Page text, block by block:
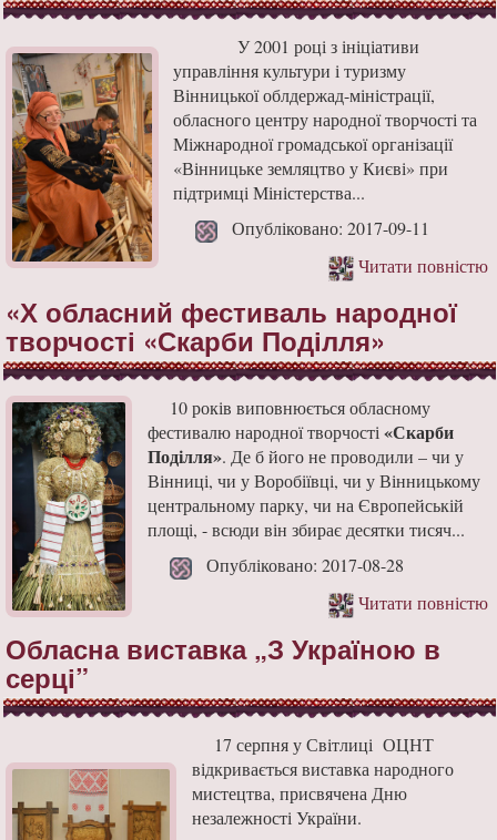
У 2001 році з ініціативи
управління культури і туризму
Вінницької облдержад-міністрації,
обласного центру народної творчості та
Міжнародної громадської організації
«Вінницьке земляцтво у Києві» при
підтримці Міністерства...
Опубліковано: 2017-09-11
Читати повністю
«Х обласний фестиваль народної
творчості «Скарби Поділля»
10 років виповнюється обласному
фестивалю народної творчості«Скарби
Поділля». Де б його не проводили – чи у
Вінниці, чи у Воробіївці, чи у Вінницькому
центральному парку, чи на Європейській
площі, - всюди він збирає десятки тисяч...
Опубліковано: 2017-08-28
Читати повністю
Обласна виставка „З Україною в
серці”
17 серпня у Світлиці ОЦНТ
відкривається виставка народного
мистецтва, присвячена Дню
незалежності України.